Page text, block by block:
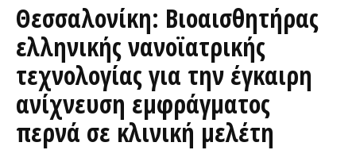
Θεσσαλονίκη: Βιοαισθητήρας
ελληνικής νανοϊατρικής
τεχνολογίας για την έγκαιρη
ανίχνευση εμφράγματος
περνά σε κλινική μελέτη